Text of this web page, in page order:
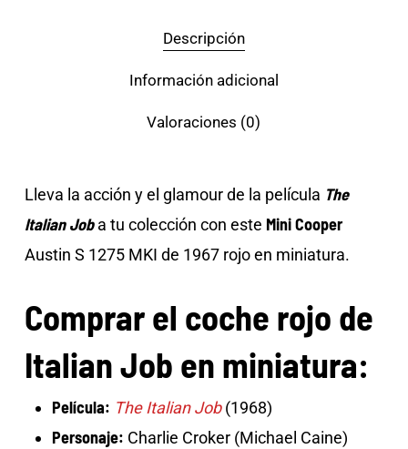
Descripción
Información adicional
Valoraciones (0)
Lleva la acción y el glamour de la película The
Italian Joba tu colección con este Mini Cooper
Austin S 1275 MKI de 1967 rojo en miniatura.
Comprar el coche rojo de
Italian Job en miniatura:
Película: The Italian Job(1968)
Personaje: Charlie Croker (Michael Caine)